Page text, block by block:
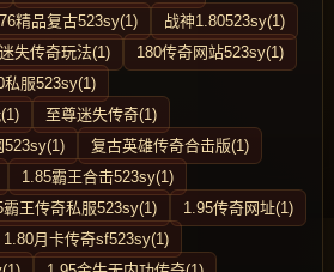
精品复古523sy(1)
战神1.80523sy(1)
迷失传奇玩法(1)
180传奇网站523sy(1)
私服523sy(1)
至尊迷失传奇(1)
523sy(1)
复古英雄传奇合击版(1)
1.85霸王合击523sy(1)
霸王传奇私服523sy(1)
1.95传奇网址(1)
1.80月卡传奇sf523sy(1)